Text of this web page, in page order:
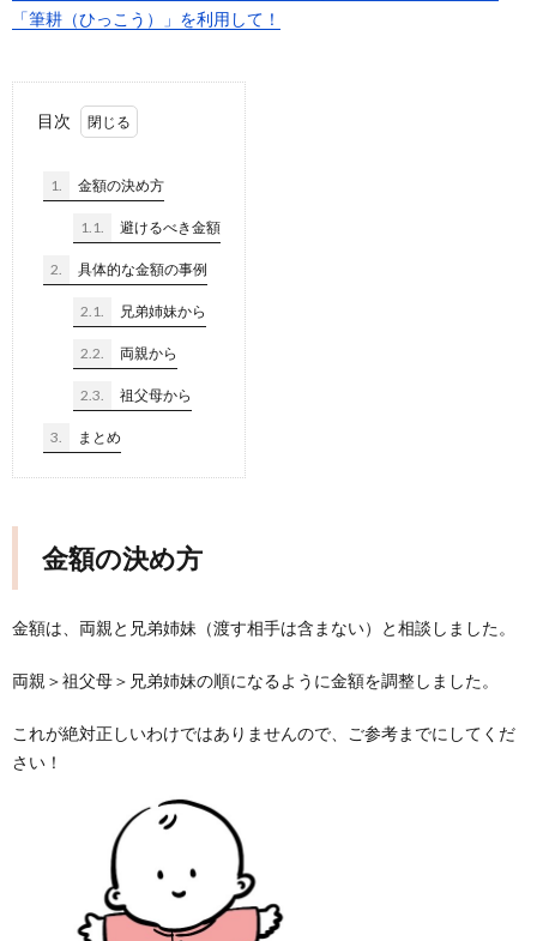
「筆耕（ひっこう）」を利用して！
目次
1. 金額の決め方
1.1. 避けるべき金額
2. 具体的な金額の事例
2.1. 兄弟姉妹から
2.2. 両親から
2.3. 祖父母から
3. まとめ
金額の決め方
金額は、両親と兄弟姉妹（渡す相手は含まない）と相談しました。
両親＞祖父母＞兄弟姉妹の順になるように金額を調整しました。
これが絶対正しいわけではありませんので、ご参考までにしてくだ
さい！